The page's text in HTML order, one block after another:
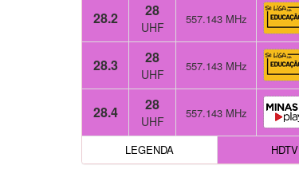
28.2 28
UHF
557.143 MHz
28.3 28
UHF
557.143 MHz
28.4 28
UHF
557.143 MHz
LEGENDA HDTV